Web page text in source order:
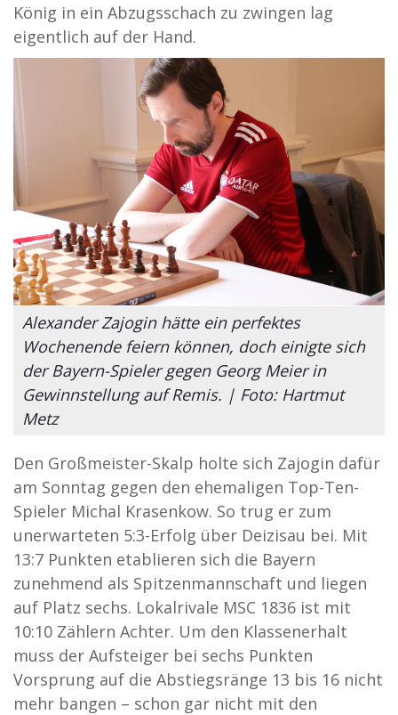
König in ein Abzugsschach zu zwingen lag
eigentlich auf der Hand.
Alexander Zajogin hätte ein perfektes
Wochenende feiern können, doch einigte sich
der Bayern-Spieler gegen Georg Meier in
Gewinnstellung auf Remis. | Foto: Hartmut
Metz
Den Großmeister-Skalp holte sich Zajogin dafür
am Sonntag gegen den ehemaligen Top-Ten-
Spieler Michal Krasenkow. So trug er zum
unerwarteten 5:3-Erfolg über Deizisau bei. Mit
13:7 Punkten etablieren sich die Bayern
zunehmend als Spitzenmannschaft und liegen
auf Platz sechs. Lokalrivale MSC 1836 ist mit
10:10 Zählern Achter. Um den Klassenerhalt
muss der Aufsteiger bei sechs Punkten
Vorsprung auf die Abstiegsränge 13 bis 16 nicht
mehr bangen – schon gar nicht mit den